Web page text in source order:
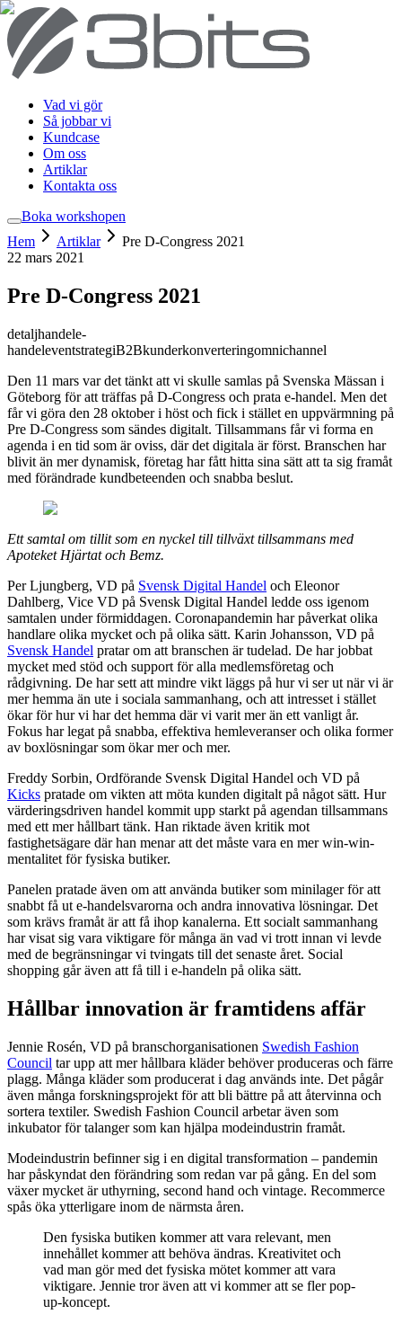
Vad vi gör
Så jobbar vi
Kundcase
Om oss
Artiklar
Kontakta oss
Boka workshopen
Hem
Artiklar
Pre D-Congress 2021
22 mars 2021
Pre D-Congress 2021
detaljhandele-
handeleventstrategiB2Bkunderkonverteringomnichannel
Den 11 mars var det tänkt att vi skulle samlas på Svenska Mässan i
Göteborg för att träffas på D-Congress och prata e-handel. Men det
får vi göra den 28 oktober i höst och fick i stället en uppvärmning på
Pre D-Congress som sändes digitalt. Tillsammans får vi forma en
agenda i en tid som är oviss, där det digitala är först. Branschen har
blivit än mer dynamisk, företag har fått hitta sina sätt att ta sig framåt
med förändrade kundbeteenden och snabba beslut.
Ett samtal om tillit som en nyckel till tillväxt tillsammans med
Apoteket Hjärtat och Bemz.
Per Ljungberg, VD på Svensk Digital Handel och Eleonor
Dahlberg, Vice VD på Svensk Digital Handel ledde oss igenom
samtalen under förmiddagen. Coronapandemin har påverkat olika
handlare olika mycket och på olika sätt. Karin Johansson, VD på
Svensk Handel pratar om att branschen är tudelad. De har jobbat
mycket med stöd och support för alla medlemsföretag och
rådgivning. De har sett att mindre vikt läggs på hur vi ser ut när vi är
mer hemma än ute i sociala sammanhang, och att intresset i stället
ökar för hur vi har det hemma där vi varit mer än ett vanligt år.
Fokus har legat på snabba, effektiva hemleveranser och olika former
av boxlösningar som ökar mer och mer.
Freddy Sorbin, Ordförande Svensk Digital Handel och VD på
Kicks pratade om vikten att möta kunden digitalt på något sätt. Hur
värderingsdriven handel kommit upp starkt på agendan tillsammans
med ett mer hållbart tänk. Han riktade även kritik mot
fastighetsägare där han menar att det måste vara en mer win-win-
mentalitet för fysiska butiker.
Panelen pratade även om att använda butiker som minilager för att
snabbt få ut e-handelsvarorna och andra innovativa lösningar. Det
som krävs framåt är att få ihop kanalerna. Ett socialt sammanhang
har visat sig vara viktigare för många än vad vi trott innan vi levde
med de begränsningar vi tvingats till det senaste året. Social
shopping går även att få till i e-handeln på olika sätt.
Hållbar innovation är framtidens affär
Jennie Rosén, VD på branschorganisationen Swedish Fashion
Council tar upp att mer hållbara kläder behöver produceras och färre
plagg. Många kläder som producerat i dag används inte. Det pågår
även många forskningsprojekt för att bli bättre på att återvinna och
sortera textiler. Swedish Fashion Council arbetar även som
inkubator för talanger som kan hjälpa modeindustrin framåt.
Modeindustrin befinner sig i en digital transformation – pandemin
har påskyndat den förändring som redan var på gång. En del som
växer mycket är uthyrning, second hand och vintage. Recommerce
spås öka ytterligare inom de närmsta åren.
Den fysiska butiken kommer att vara relevant, men
innehållet kommer att behöva ändras. Kreativitet och
vad man gör med det fysiska mötet kommer att vara
viktigare. Jennie tror även att vi kommer att se fler pop-
up-koncept.